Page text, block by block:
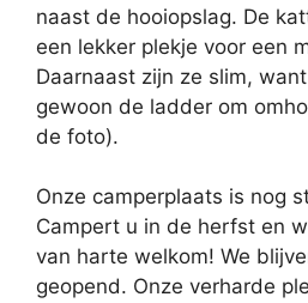
naast de hooiopslag. De
een lekker plekje voor een
Daarnaast zijn ze slim,
gewoon de ladder om
de foto).
Onze camperplaats is nog
Campert u in de herfst en
van harte welkom! We
geopend. Onze verharde